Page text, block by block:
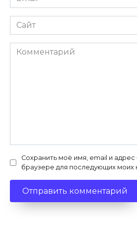
*
Сайт
Комментарий
Сохранить моё имя, email и адрес
браузере для последующих моих